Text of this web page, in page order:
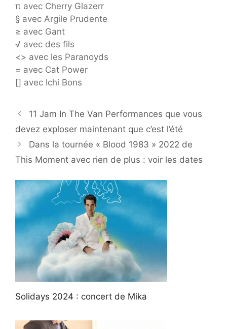
π avec Cherry Glazerr
§ avec Argile Prudente
≥ avec Gant
√ avec des fils
<> avec les Paranoyds
= avec Cat Power
[] avec Ichi Bons
11 Jam In The Van Performances que vous
devez exploser maintenant que c’est l’été
Dans la tournée « Blood 1983 » 2022 de
This Moment avec rien de plus : voir les dates
Solidays 2024 : concert de Mika